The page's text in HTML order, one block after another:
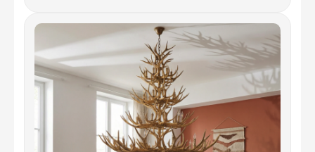
de lodge
Rom Wali
Lanterne de chalet pour l’entrée de la
boue
Rom Wali